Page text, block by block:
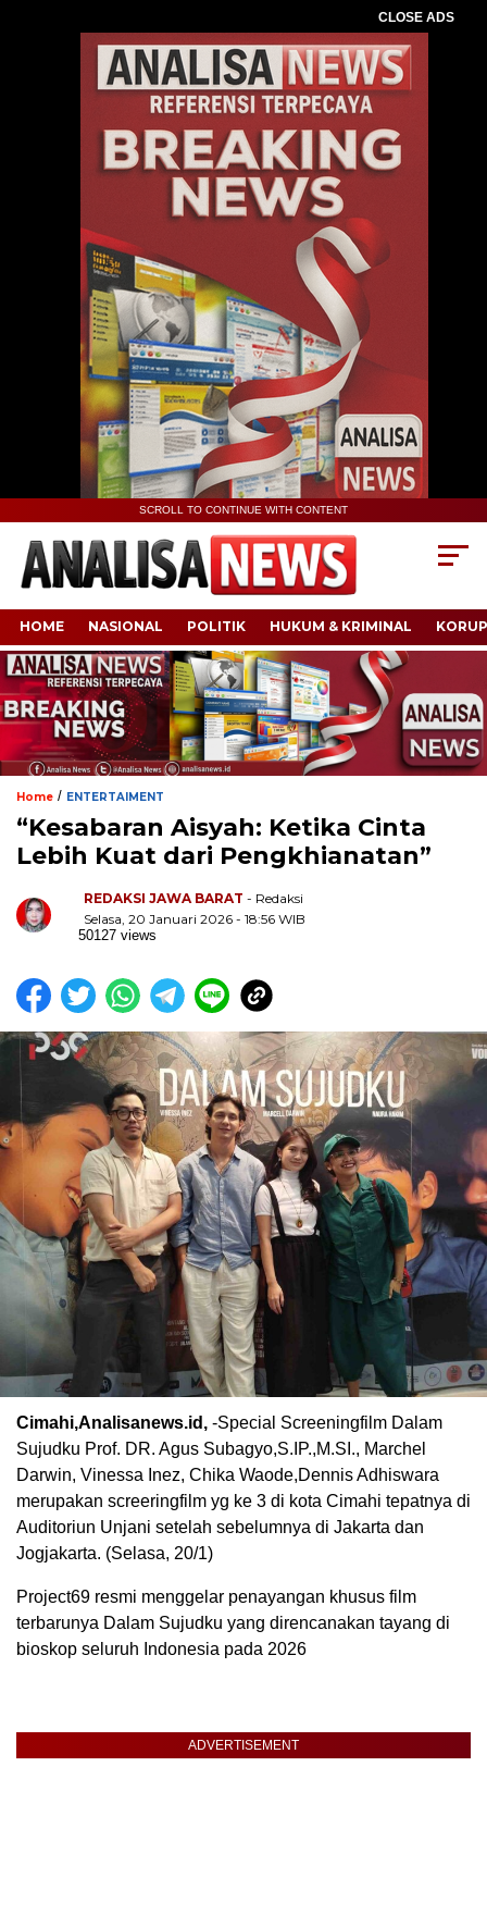
CLOSE ADS
SCROLL TO CONTINUE WITH CONTENT
HOME NASIONAL POLITIK HUKUM & KRIMINAL
Home / ENTERTAIMENT
“Kesabaran Aisyah: Ketika Cinta
Lebih Kuat dari Pengkhianatan”
REDAKSI JAWA BARAT - Redaksi
Selasa, 20 Januari 2026 - 18:56 WIB
50127 views
Cimahi,Analisanews.id, -Special Screeningfilm Dalam
Sujudku Prof. DR. Agus Subagyo,S.IP.,M.SI., Marchel
Darwin, Vinessa Inez, Chika Waode,Dennis Adhiswara
merupakan screeringfilm yg ke 3 di kota Cimahi tepatnya di
Auditoriun Unjani setelah sebelumnya di Jakarta dan
Jogjakarta. (Selasa, 20/1)
Project69 resmi menggelar penayangan khusus film
terbarunya Dalam Sujudku yang direncanakan tayang di
bioskop seluruh Indonesia pada 2026
ADVERTISEMENT